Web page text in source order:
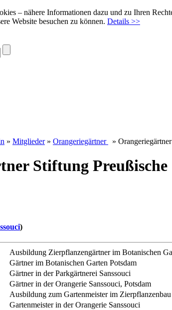
– nähere Informationen dazu und zu Ihren
Website besuchen zu können. Details >>
» Mitglieder » Orangeriegärtner »
Stiftung Preußische
)
Ausbildung Zierpflanzengärtner im Botanischen
Gärtner im Botanischen Garten Potsdam
Gärtner in der Parkgärtnerei Sanssouci
Gärtner in der Orangerie Sanssouci, Potsdam
Ausbildung zum Gartenmeister im Zierpflanzenbau
Gartenmeister in der Orangerie Sanssouci